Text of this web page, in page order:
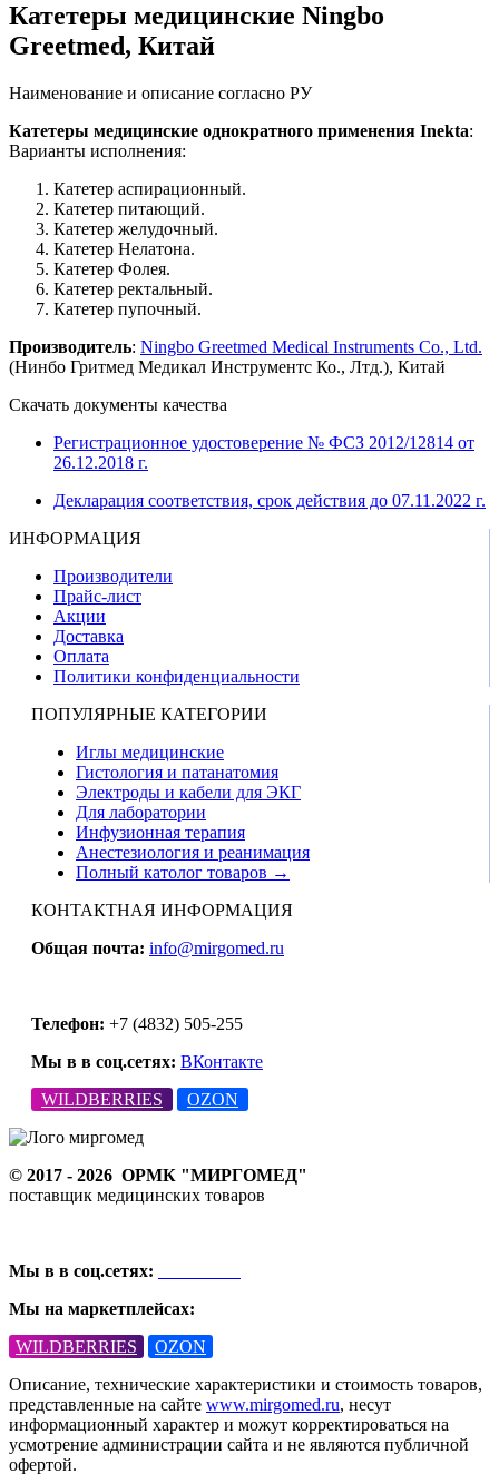
Катетеры медицинские Ningbo
Greetmed, Китай
Наименование и описание согласно РУ
Катетеры медицинские однократного применения Inekta:
Варианты исполнения:
Катетер аспирационный.
Катетер питающий.
Катетер желудочный.
Катетер Нелатона.
Катетер Фолея.
Катетер ректальный.
Катетер пупочный.
Производитель: Ningbo Greetmed Medical Instruments Co., Ltd.
(Нинбо Гритмед Медикал Инструментс Ко., Лтд.), Китай
Скачать документы качества
Регистрационное удостоверение № ФСЗ 2012/12814 от
26.12.2018 г.
Декларация соответствия, срок действия до 07.11.2022 г.
ИНФОРМАЦИЯ
Производители
Прайс-лист
Акции
Доставка
Оплата
Политики конфиденциальности
ПОПУЛЯРНЫЕ КАТЕГОРИИ
Иглы медицинские
Гистология и патанатомия
Электроды и кабели для ЭКГ
Для лаборатории
Инфузионная терапия
Анестезиология и реанимация
Полный католог товаров →
КОНТАКТНАЯ ИНФОРМАЦИЯ
Общая почта: info@mirgomed.ru
Телефон: +7 (4832) 505-255
Мы в в соц.сетях: ВКонтакте
WILDBERRIES
OZON
© 2017 - 2026 ОРМК "МИРГОМЕД"
поставщик медицинских товаров
Мы в в соц.сетях:
Мы на маркетплейсах:
WILDBERRIES
OZON
Описание, технические характеристики и стоимость товаров,
представленные на сайте www.mirgomed.ru, несут
информационный характер и можут корректироваться на
усмотрение администрации сайта и не являются публичной
офертой.